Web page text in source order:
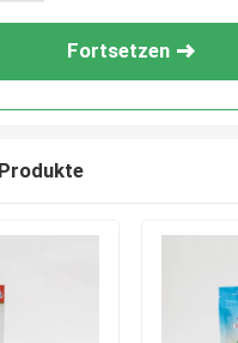
Fortsetzen